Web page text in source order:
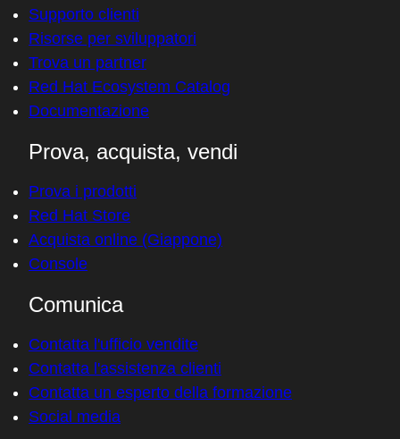
Formazione e certificazioni
Il mio account
Supporto clienti
Risorse per sviluppatori
Trova un partner
Red Hat Ecosystem Catalog
Prova, acquista, vendi
Prova i prodotti
Red Hat Store
Acquista online (Giappone)
Comunica
Contatta l'ufficio vendite
Contatta l'assistenza clienti